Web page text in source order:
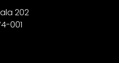
202
001